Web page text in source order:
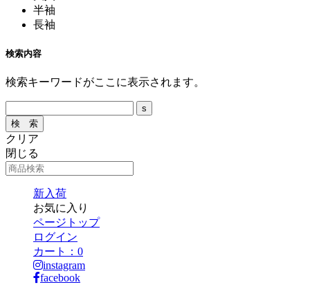
半袖
長袖
検索内容
検索キーワードがここに表示されます。
クリア
閉じる
新入荷
お気に入り
ページトップ
ログイン
カート： 0
instagram
facebook